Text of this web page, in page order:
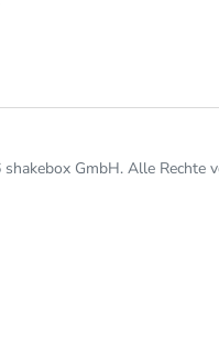
GmbH. Alle Rechte